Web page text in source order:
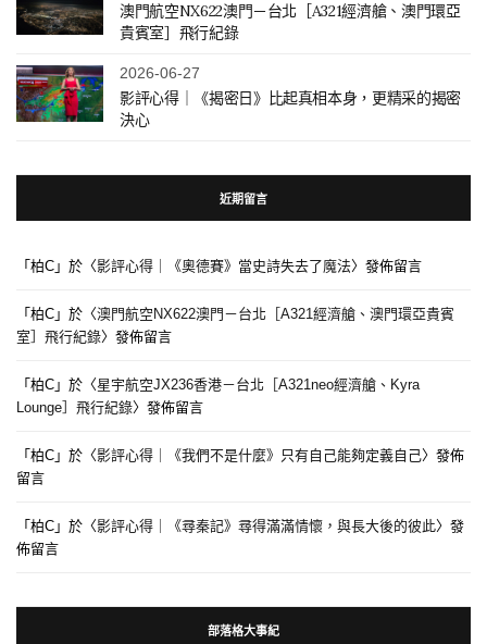
澳門航空NX622澳門－台北［A321經濟艙、澳門環亞
貴賓室］飛行紀錄
2026-06-27
影評心得｜《揭密日》比起真相本身，更精采的揭密
決心
近期留言
「 柏C 」於〈影評心得｜《奧德賽》當史詩失去了魔法〉發佈留言
「 柏C 」於〈澳門航空NX622澳門－台北［A321經濟艙、澳門環亞貴賓
室］飛行紀錄〉發佈留言
「 柏C 」於〈星宇航空JX236香港－台北［A321neo經濟艙、Kyra
Lounge］飛行紀錄〉發佈留言
「 柏C 」於〈影評心得｜《我們不是什麼》只有自己能夠定義自己〉發佈
留言
「 柏C 」於〈影評心得｜《尋秦記》尋得滿滿情懷，與長大後的彼此〉發
佈留言
部落格大事紀